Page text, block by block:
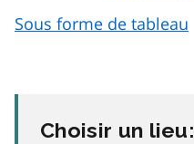
Sous forme de tableau
Choisir un lieu: